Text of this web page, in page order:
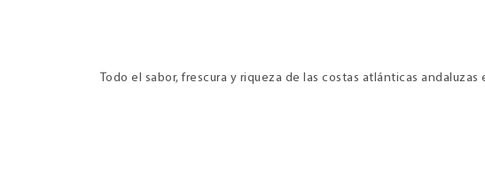
Todo el sabor, frescura y riqueza de las costas atlánticas